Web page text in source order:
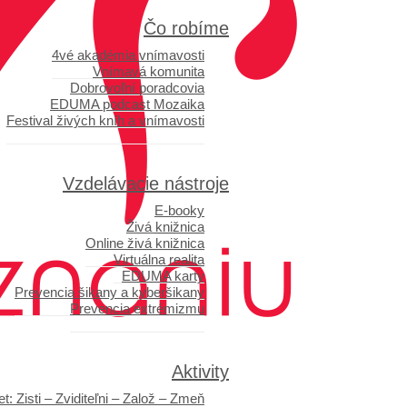
Čo robíme
4vé akadémia vnímavosti
Vnímavá komunita
Dobrovoľní poradcovia
EDUMA podcast Mozaika
Festival živých kníh a vnímavosti
Vzdelávacie nástroje
E-booky
Živá knižnica
Online živá knižnica
Virtuálna realita
EDUMA karty
Prevencia šikany a kyberšikany
Prevencia extrémizmu
Aktivity
Zisti – Zviditeľni – Založ – Zmeň